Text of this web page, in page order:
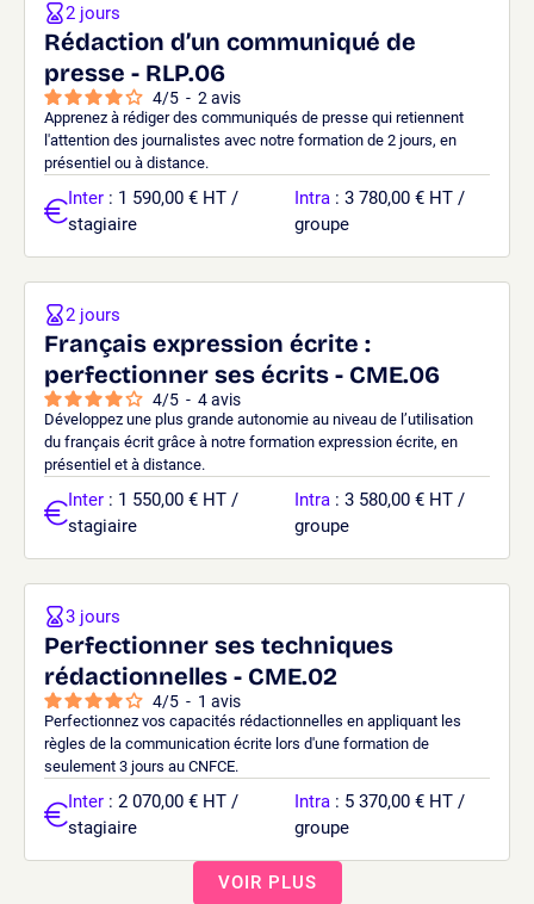
Rédaction d’un communiqué de
presse - RLP.06
4/5 - 2 avis
Apprenez à rédiger des communiqués de presse qui retiennent
l'attention des journalistes avec notre formation de 2 jours, en
présentiel ou à distance.
2 jours
Inter : 1 590,00 € HT /
stagiaire
Intra : 3 780,00 € HT /
groupe
Français expression écrite :
perfectionner ses écrits - CME.06
4/5 - 4avis
Développez une plus grande autonomie au niveau de l’utilisation
du français écrit grâce à notre formation expression écrite, en
présentiel et à distance.
2 jours
Inter : 1 550,00 € HT /
stagiaire
Intra : 3 580,00 € HT /
groupe
Perfectionner ses techniques
rédactionnelles - CME.02
4/5 - 1 avis
Perfectionnez vos capacités rédactionnelles en appliquant les
règles de la communication écrite lors d'une formation de
seulement 3 jours au CNFCE.
3 jours
Inter : 2 070,00 € HT /
stagiaire
Intra : 5 370,00 € HT /
groupe
VOIR PLUS